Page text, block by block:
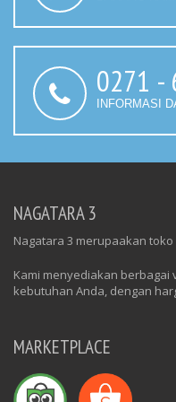
0271 -
INFORMASI
NAGATARA 3
Nagatara 3 merupaakan
Kami menyediakan
kebutuhan Anda, dengan
MARKETPLACE